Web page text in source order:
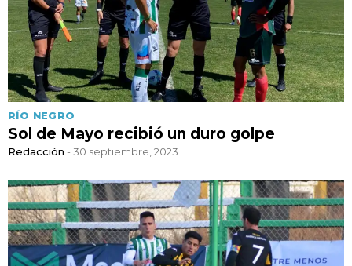
RÍO NEGRO
Sol de Mayo recibió un duro golpe
Redacción - 30 septiembre, 2023